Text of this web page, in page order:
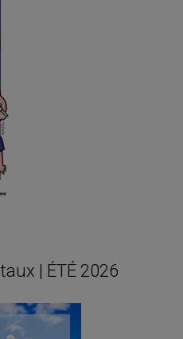
| ÉTÉ 2026